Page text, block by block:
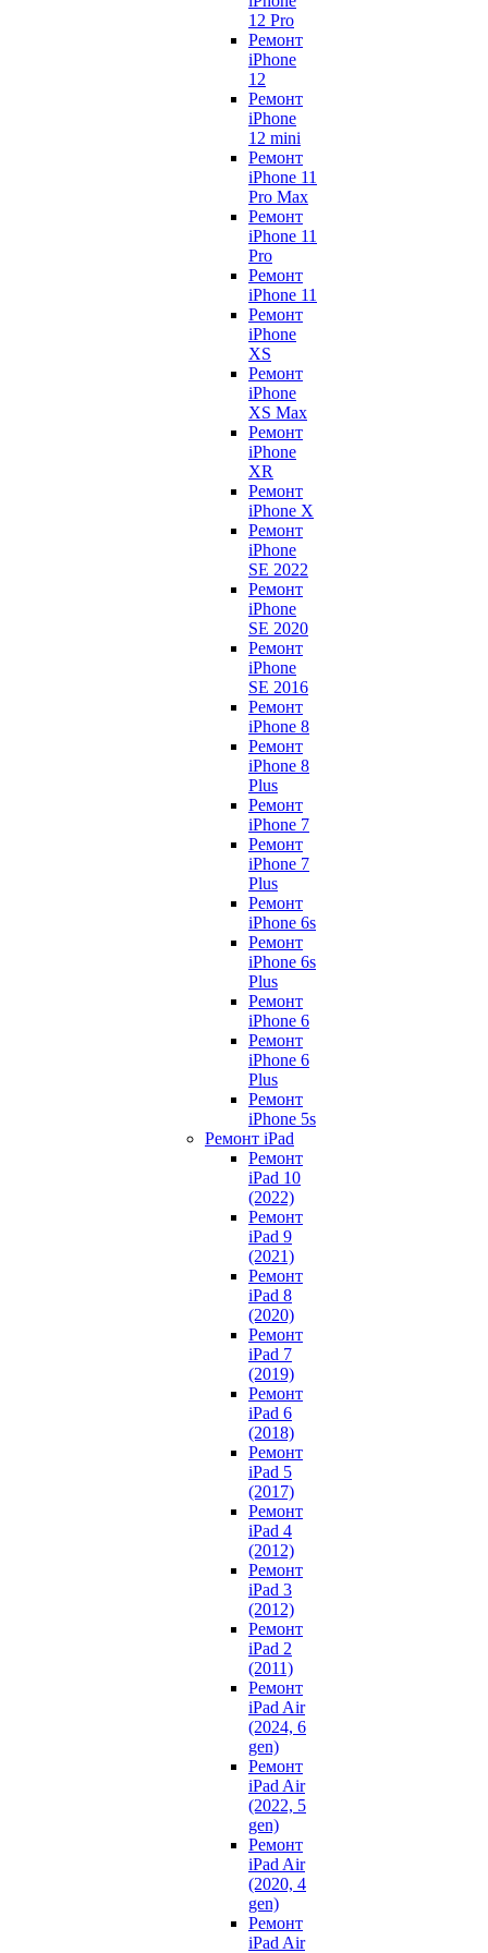
12 Pro
Ремонт
iPhone
12
Ремонт
iPhone
12 mini
Ремонт
iPhone 11
Pro Max
Ремонт
iPhone 11
Pro
Ремонт
iPhone 11
Ремонт
iPhone
XS
Ремонт
iPhone
XS Max
Ремонт
iPhone
XR
Ремонт
iPhone X
Ремонт
iPhone
SE 2022
Ремонт
iPhone
SE 2020
Ремонт
iPhone
SE 2016
Ремонт
iPhone 8
Ремонт
iPhone 8
Plus
Ремонт
iPhone 7
Ремонт
iPhone 7
Plus
Ремонт
iPhone 6s
Ремонт
iPhone 6s
Plus
Ремонт
iPhone 6
Ремонт
iPhone 6
Plus
Ремонт
iPhone 5s
Ремонт iPad
Ремонт
iPad 10
(2022)
Ремонт
iPad 9
(2021)
Ремонт
iPad 8
(2020)
Ремонт
iPad 7
(2019)
Ремонт
iPad 6
(2018)
Ремонт
iPad 5
(2017)
Ремонт
iPad 4
(2012)
Ремонт
iPad 3
(2012)
Ремонт
iPad 2
(2011)
Ремонт
iPad Air
(2024, 6
gen)
Ремонт
iPad Air
(2022, 5
gen)
Ремонт
iPad Air
(2020, 4
gen)
Ремонт
iPad Air